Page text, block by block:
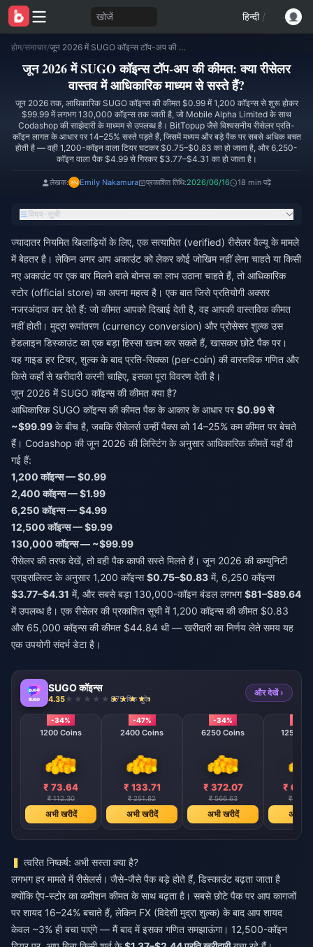
खोजें हिन्दी /
होम/समाचार/ जून 2026 में SUGO कॉइन्स टॉप-अप की कीमत: क्या रीसेलर वास्तव में आधिकारिक माध्यम से सस्ते हैं?
जून 2026 में SUGO कॉइन्स टॉप-अप की कीमत: क्या रीसेलर
वास्तव में आधिकारिक माध्यम से सस्ते हैं?
जून 2026 तक, आधिकारिक SUGO कॉइन्स की कीमत $0.99 में 1,200 कॉइन्स से शुरू होकर
$99.99 में लगभग 130,000 कॉइन्स तक जाती है, जो Mobile Alpha Limited के साथ
Codashop की साझेदारी के माध्यम से उपलब्ध है। BitTopup जैसे विश्वसनीय रीसेलर प्रति-
कॉइन लागत के आधार पर 14–25% सस्ते पड़ते हैं, जिसमें मध्यम और बड़े पैक पर सबसे अधिक बचत
होती है — वही 1,200-कॉइन वाला टियर घटकर $0.75–$0.83 का हो जाता है, और 6,250-
कॉइन वाला पैक $4.99 से गिरकर $3.77–$4.31 का हो जाता है।
लेखक: Emily Nakamura प्रकाशित तिथि:2026/06/16 18 min पढ़ें
विषय-सूची
ज्यादातर नियमित खिलाड़ियों के लिए, एक सत्यापित (verified) रीसेलर वैल्यू के मामले
में बेहतर है। लेकिन अगर आप अकाउंट को लेकर कोई जोखिम नहीं लेना चाहते या किसी
नए अकाउंट पर एक बार मिलने वाले बोनस का लाभ उठाना चाहते हैं, तो आधिकारिक
स्टोर (official store) का अपना महत्व है। एक बात जिसे प्रतियोगी अक्सर
नजरअंदाज कर देते हैं: जो कीमत आपको दिखाई देती है, वह आपकी वास्तविक कीमत
नहीं होती। मुद्रा रूपांतरण (currency conversion) और प्रोसेसर शुल्क उस
हेडलाइन डिस्काउंट का एक बड़ा हिस्सा खत्म कर सकते हैं, खासकर छोटे पैक पर।
यह गाइड हर टियर, शुल्क के बाद प्रति-सिक्का (per-coin) की वास्तविक गणित और
किसे कहाँ से खरीदारी करनी चाहिए, इसका पूरा विवरण देती है।
जून 2026 में SUGO कॉइन्स की कीमत क्या है?
आधिकारिक SUGO कॉइन्स की कीमत पैक के आकार के आधार पर$0.99 से
~$99.99 के बीच है, जबकि रीसेलर्स उन्हीं पैक्स को 14–25% कम कीमत पर बेचते
हैं। Codashop की जून 2026 की लिस्टिंग के अनुसार आधिकारिक कीमतें यहाँ दी
गई हैं:
1,200 कॉइन्स — $0.99
2,400 कॉइन्स — $1.99
6,250 कॉइन्स — $4.99
12,500 कॉइन्स — $9.99
130,000 कॉइन्स — ~$99.99
रीसेलर की तरफ देखें, तो वही पैक काफी सस्ते मिलते हैं। जून 2026 की कम्युनिटी
प्राइसलिस्ट के अनुसार 1,200 कॉइन्स$0.75–$0.83 में, 6,250 कॉइन्स
$3.77–$4.31 में, और सबसे बड़ा 130,000-कॉइन बंडल लगभग$81–$89.64
में उपलब्ध है। एक रीसेलर की प्रकाशित सूची में 1,200 कॉइन्स की कीमत $0.83
और 65,000 कॉइन्स की कीमत $44.84 थी — खरीदारी का निर्णय लेते समय यह
एक उपयोगी संदर्भ डेटा है।
SUGO कॉइन्स
4.35 875 बिक चुके
और देखें ›
-34%
1200 Coins
₹ 73.64
₹ 112.30
अभी खरीदें
-47%
2400 Coins
₹ 133.71
₹ 251.82
अभी खरीदें
-34%
6250 Coins
₹ 372.07
₹ 566.63
अभी खरीदें
12500
₹
₹
अभी
त्वरित निष्कर्ष: अभी सस्ता क्या है?
लगभग हर मामले में रीसेलर्स। जैसे-जैसे पैक बड़े होते हैं, डिस्काउंट बढ़ता जाता है
क्योंकि ऐप-स्टोर का कमीशन कीमत के साथ बढ़ता है। सबसे छोटे पैक पर आप कागजों
पर शायद 16–24% बचाते हैं, लेकिन FX (विदेशी मुद्रा शुल्क) के बाद आप शायद
केवल ~3% ही बचा पाएंगे — मैं बाद में इसका गणित समझाऊंगा। 12,500-कॉइन